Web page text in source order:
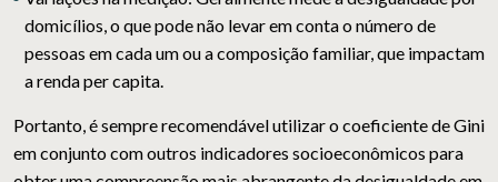
domicílios, o que pode não levar em conta o número de
pessoas em cada um ou a composição familiar, que impactam
a renda per capita.
Portanto, é sempre recomendável utilizar o coeficiente de Gini
em conjunto com outros indicadores socioeconômicos para